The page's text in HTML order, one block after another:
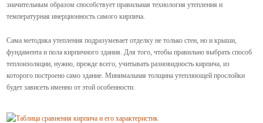
значительным образом способствует правильная технология утепления и
температурная инерционность самого кирпича.
Сама методика утепления подразумевает отделку не только стен, но и крыши,
фундамента и пола кирпичного здания.Для того, чтобы правильно выбрать способ
теплоизоляции, нужно, прежде всего, учитывать разновидность кирпича, из
которого построено само здание. Минимальная толщина утепляющей прослойки
будет зависеть именно от этой особенности.